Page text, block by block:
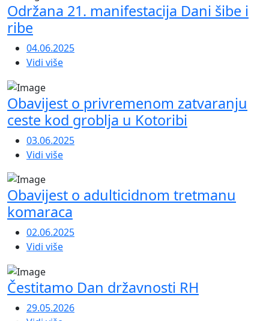
Održana 21. manifestacija Dani šibe i
ribe
04.06.2025
Vidi više
Obavijest o privremenom zatvaranju
ceste kod groblja u Kotoribi
03.06.2025
Vidi više
Obavijest o adulticidnom tretmanu
komaraca
02.06.2025
Vidi više
Čestitamo Dan državnosti RH
29.05.2026